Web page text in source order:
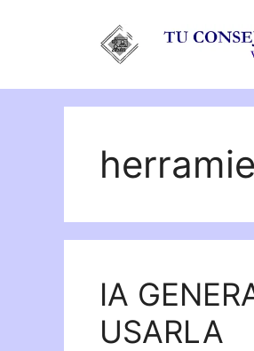
IA
USARLA